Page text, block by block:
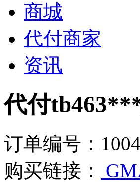
商城
代付商家
资讯
代付
订单编号：
购买链接：